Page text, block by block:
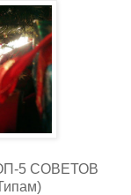
5 СОВЕТОВ